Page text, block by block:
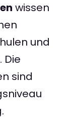
wissen
und
Die
sind